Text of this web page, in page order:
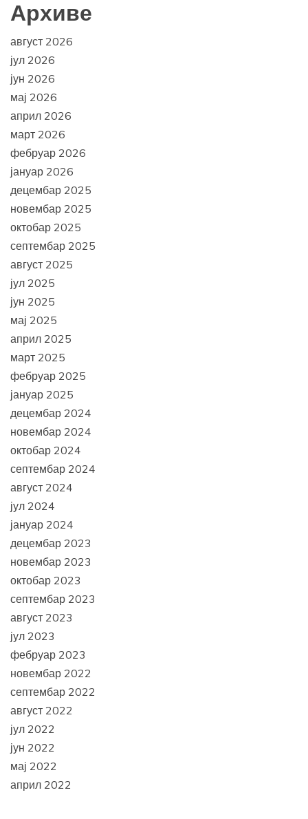
Архиве
август 2026
јул 2026
јун 2026
мај 2026
април 2026
март 2026
фебруар 2026
јануар 2026
децембар 2025
новембар 2025
октобар 2025
септембар 2025
август 2025
јул 2025
јун 2025
мај 2025
април 2025
март 2025
фебруар 2025
јануар 2025
децембар 2024
новембар 2024
октобар 2024
септембар 2024
август 2024
јул 2024
јануар 2024
децембар 2023
новембар 2023
октобар 2023
септембар 2023
август 2023
јул 2023
фебруар 2023
новембар 2022
септембар 2022
август 2022
јул 2022
јун 2022
мај 2022
април 2022